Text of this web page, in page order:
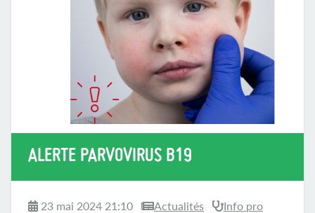
ALERTE PARVOVIRUS B19
23 mai 2024 21:10 Actualités
Info pro